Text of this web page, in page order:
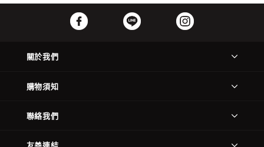
關於我們
購物須知
聯絡我們
友善連結